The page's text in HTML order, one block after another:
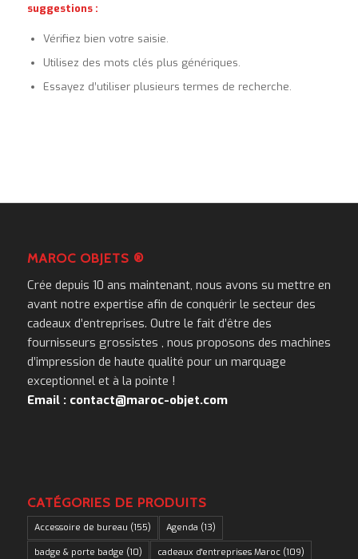
suggestions :
Vérifiez bien votre saisie.
Utilisez des mots clés plus génériques.
Essayez d’utiliser plusieurs termes de recherche.
MAROC OBJETS ®
Crée depuis 10 ans maintenant, nous avons su mettre en
avant notre expertise afin de conquérir le secteur des
cadeaux d’entreprises. Outre le fait d’être des
fournisseurs grossistes , nous proposons des machines
d’impression de haute qualité pour un marquage
exceptionnel et à la pointe !
Email : contact@maroc-objet.com
CATÉGORIES DE PRODUITS
Accessoire de bureau (155) Agenda (13)
badge & porte badge (10) cadeaux d'entreprises Maroc(109)